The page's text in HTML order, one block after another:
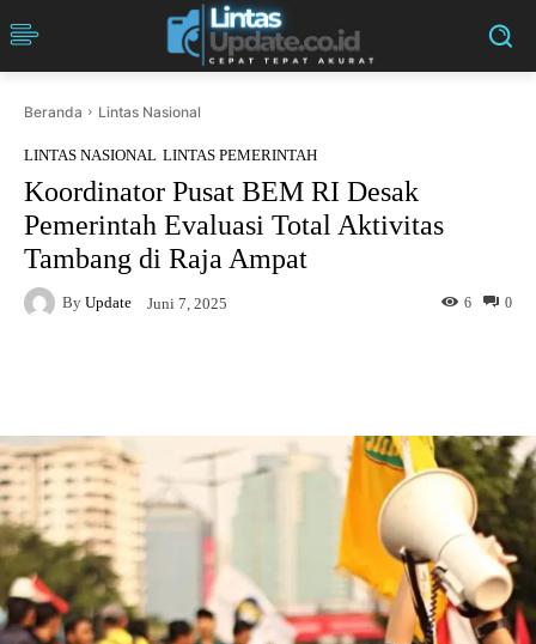
Beranda Lintas Nasional
LINTAS NASIONAL LINTAS PEMERINTAH
Koordinator Pusat BEM RI Desak
Pemerintah Evaluasi Total Aktivitas
Tambang di Raja Ampat
By Update Juni 7, 2025 0
6